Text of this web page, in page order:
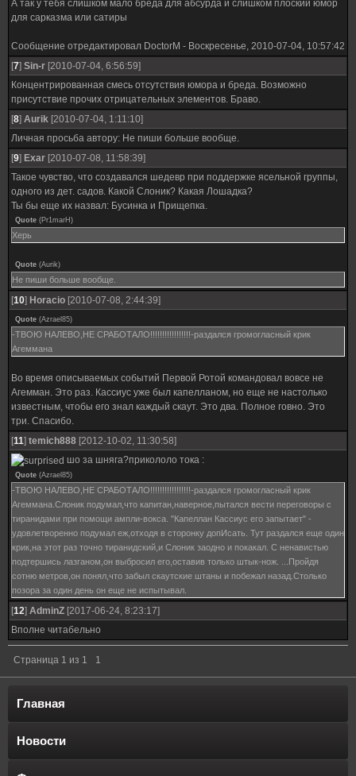
А так у тебя слишком мало бреда для абсурда и слишком плоский юмор
для сарказма или сатиры
Сообщение отредактировал DoctorM - Воскресенье, 2010-07-04, 10:57:42
[7] Sin-r [2010-07-04, 6:56:59]
Концентрированная смесь отсутствия юмора и бреда. Возможно
присутствие прочих отрицательных элементов. Браво.
[8] Aurik [2010-07-04, 1:11:10]
Личная просьба автору: Не пиши больше вообще.
[9] Exar [2010-07-08, 11:58:39]
Такое чувство, что создавался шедевр при поддержке ясельной группы,
одного из дет. садов. Какой Слоник? Какая Лошадка?
Ты бы еще их назвал: Бусинка и Прищепка.
Quote (Pr1marH )
Херь
Quote (Aurik)
Не пиши больше вообще.
[10] Horacio [2010-07-08, 2:44:39]
Quote (Azrael85)
-ТВОЮ НАЛЕВО,НЕ СРАБОТАЛО!!!!!!!!!!!!!!!!!-раздался громогласный крик
Агеммана
Во время описываемых событий Первой Ротой командовал вовсе не
Агемман. Это раз. Кассиус уже был капелланом, но еще не настолько
известным, чтобы его знал каждый скаут. Это два. Полное говно. Это
три. Спасибо.
[11] temich888 [2012-10-02, 11:30:58]
шо за шняга?прикололо тока :
Quote (Azrael85)
-ТВОЮ НАЛЕВО,НЕ СРАБОТАЛО!!!!!!!!!!!!!!!!!-раздался громогласный крик
Агеммана.Слоник подумал,что капитан,наверное,пытался вести переговоры с
тиранидами при помощи ампли-вокса. "Капеллан Кассиус его запытает" -
удовлетворенно подумал еж,отходя в сторонку допИсать. Тут раздался еще один
крик,на этот раз точно тиранидский,и Слоник заодно и покакал. С ненавистью
подтершись лазганом,он выбросил его,оставив только штык-нож. ...Пройдя
сотню метров,он понял,что забыл скаутские штаны и побежал назад.Столько
позора за один день он еще не испытывал.
[12] AdminZ [2017-06-24, 8:23:17]
Вполне читабельно
Страница 1 из 1 1
Главная
Новости